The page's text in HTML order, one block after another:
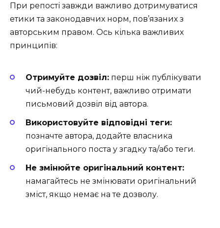
При репості завжди важливо дотримуватися
етики та законодавчих норм, пов’язаних з
авторським правом. Ось кілька важливих
принципів:
Отримуйте дозвіл: перш ніж публікувати
чий-небудь контент, важливо отримати
письмовий дозвіл від автора.
Використовуйте відповідні теги:
позначте автора, додайте власника
оригінального поста у згадку та/або теги.
Не змінюйте оригінальний контент:
намагайтесь не змінювати оригінальний
зміст, якщо немає на те дозволу.